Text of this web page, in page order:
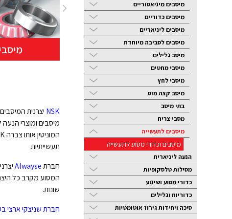
מיסבים מיניאטוריים
מיסבים כדוריים
מיסבים ליניאריים
מיסבים לסביבה מיוחדת
מיסב גלילים
מיסבי מחטים
מיסבי לחץ
מיסב קצה מוט
בתי מיסב
מסבי צריח
מיסבים לתעשייה
מיסבים וכדורי מסוע לתעשייה
הנעה ליניארית
מסילות טלסקופיות
כדורי מסוע ושינוע
כדוריות וגלילים
סיכה ויחידות גירוז אוטומטיות
אטמים ואביזרי הנעה
נלווים
NSK יצרנית
מיסבים ומוצרי הנעה
תעשייתיות.
חברתAlwayse
שונות.
חברת שניצקי ארצי